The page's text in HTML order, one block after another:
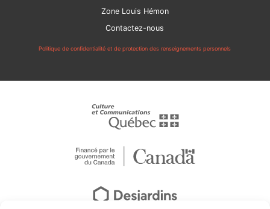
Zone Louis Hémon
Contactez-nous
Politique de confidentialité et de protection des renseignements personnels